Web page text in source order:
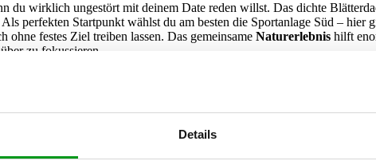
Details
du wirklich ungestört mit deinem Date reden willst. Das dichte
perfekten Startpunkt wählst du am besten die Sportanlage Süd – hier
festes Ziel treiben lassen. Das gemeinsame Naturerlebnis hilft
zu fokussieren.
Venedig“)
suchst, bist du imLechviertelgenau richtig. Die vielen kleinen
„Klein Venedig“ eingebracht.